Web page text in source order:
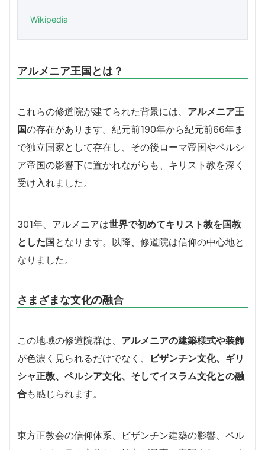
Wikipedia
アルメニア王国とは？
これらの修道院が建てられた背景には、 アルメニア王
国の存在があります。紀元前190年から紀元前66年ま
で独立国家として存在し、その後ローマ帝国やペルシ
ア帝国の影響下に置かれながらも、キリスト教を深く
受け入れました。
301年、アルメニアは世界で初めてキリスト教を国教
とした国となります。以降、修道院は信仰の中心地と
なりました。
さまざまな文化の融合
この地域の修道院群は、 アルメニアの建築様式や装飾
が色濃く見られるだけでなく、
ビザンチン文化、ギリ
シャ正教、ペルシア文化、そしてイスラム文化との融
合も感じられます。
東方正教会の信仰体系、ビザンチン建築の影響、ペル